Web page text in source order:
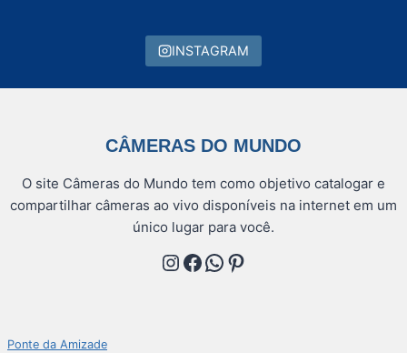
INSTAGRAM
CÂMERAS DO MUNDO
O site Câmeras do Mundo tem como objetivo catalogar e
compartilhar câmeras ao vivo disponíveis na internet em um
único lugar para você.
Instagram
Facebook
WhatsApp
Pinterest
Ponte da Amizade